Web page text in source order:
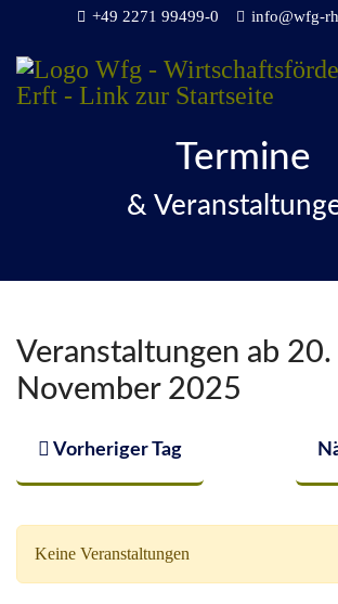
+49 2271 99499-0 info@wfg-
Termine
&
Veranstaltungen ab 20.
November 2025
Vorheriger Tag
Keine Veranstaltungen